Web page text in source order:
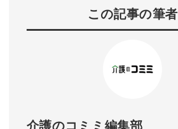
この記事の筆者
介護のコミミ編集部